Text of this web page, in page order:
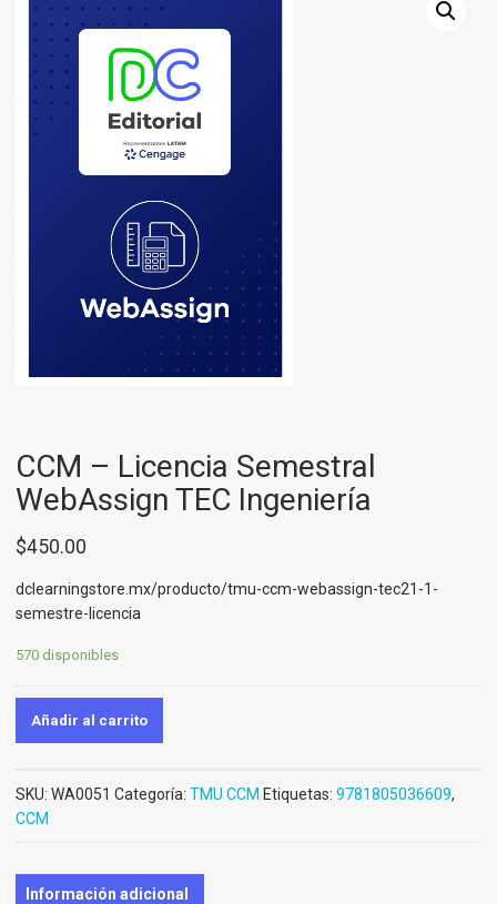
CCM – Licencia Semestral
WebAssign TEC Ingeniería
$450.00
dclearningstore.mx/producto/tmu-ccm-webassign-tec21-1-
semestre-licencia
570 disponibles
Añadir al carrito
SKU: WA0051 Categoría: TMU CCM Etiquetas: 9781805036609,
CCM
Información adicional